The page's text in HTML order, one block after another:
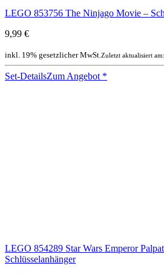
LEGO 853756 The Ninjago Movie –
9,99 €
inkl. 19% gesetzlicher MwSt.Zuletzt aktualisiert
Set-DetailsZum Angebot *
LEGO 854289 Star Wars Emperor
Schlüsselanhänger